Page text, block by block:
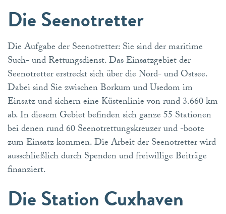
Die Seenotretter
Die Aufgabe der Seenotretter: Sie sind der maritime
Such- und Rettungsdienst. Das Einsatzgebiet der
Seenotretter erstreckt sich über die Nord- und Ostsee.
Dabei sind Sie zwischen Borkum und Usedom im
Einsatz und sichern eine Küstenlinie von rund 3.660 km
ab. In diesem Gebiet befinden sich ganze 55 Stationen
bei denen rund 60 Seenotrettungskreuzer und -boote
zum Einsatz kommen. Die Arbeit der Seenotretter wird
ausschließlich durch Spenden und freiwillige Beiträge
finanziert.
Die Station Cuxhaven